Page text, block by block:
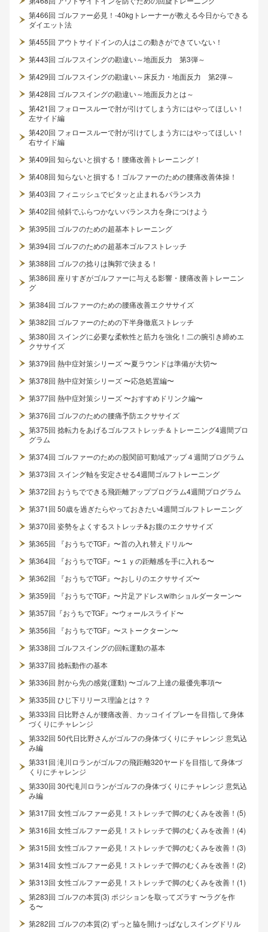
第466回 ゴルファー必見！-40kgトレーナーが教える今日からできる
ダイエット法
第455回 アウトサイドインの人はこの動きができていない！
第443回 ゴルフスイングの勘違い～地面反力 第3弾～
第429回 ゴルフスイングの勘違い～床反力・地面反力 第2弾～
第428回 ゴルフスイングの勘違い～地面反力とは～
第421回 フォロースルーで肘が引けてしまう方にはやってほしい！
左サイド編
第420回 フォロースルーで肘が引けてしまう方にはやってほしい！
右サイド編
第409回 知らないと損する！腰痛改善トレーニング！
第408回 知らないと損する！ゴルファーのための腰痛改善体操！
第403回 フィニッシュでピタッと止まれるバランス力
第402回 傾斜でふらつかないバランス力を身につけよう
第395回 ゴルフのための超基本トレーニング
第394回 ゴルフのための超基本ゴルフストレッチ
第388回 ゴルフの捻りは胸郭で決まる！
第386回 座りすぎがゴルファーに与える影響・腰痛改善トレーニン
グ
第384回 ゴルファーのための腰痛改善エクササイズ
第382回 ゴルファーのための下半身徹底ストレッチ
第380回 スイングに必要な柔軟性と筋力を強化！二の腕引き締めエ
クササイズ
第379回 熱中症対策シリーズ 〜夏ラウンドは準備が大切〜
第378回 熱中症対策シリーズ 〜応急処置編〜
第377回 熱中症対策シリーズ 〜おすすめドリンク編〜
第376回 ゴルフのための腰痛予防エクササイズ
第375回 捻転力をあげるゴルフストレッチ＆トレーニング4週間プロ
グラム
第374回 ゴルファーのための股関節可動域アップ４週間プログラム
第373回 スイング軸を安定させる4週間ゴルフトレーニング
第372回 おうちでできる飛距離アッププログラム4週間プログラム
第371回 50歳を過ぎたらやっておきたい4週間ゴルフトレーニング
第370回 姿勢をよくするストレッチ&お腹のエクササイズ
第365回 『おうちでTGF』〜首の入れ替えドリル〜
第364回 『おうちでTGF』〜１ｙの距離感を手に入れる〜
第362回 『おうちでTGF』〜おしりのエクササイズ〜
第359回 『おうちでTGF』〜片足アドレスwithショルダーターン〜
第357回『おうちでTGF』〜ウォールスライド〜
第356回 『おうちでTGF』〜ストークターン〜
第338回 ゴルフスイングの回転運動の基本
第337回 捻転動作の基本
第336回 肘から先の感覚(運動) 〜ゴルフ上達の最優先事項〜
第335回 ひじ下リリース理論とは？？
第333回 日比野さんが腰痛改善、カッコイイプレーを目指して身体
づくりにチャレンジ
第332回 50代日比野さんがゴルフの身体づくりにチャレンジ 意気込
み編
第331回 滝川ロランがゴルフの飛距離320ヤードを目指して身体づ
くりにチャレンジ
第330回 30代滝川ロランがゴルフの身体づくりにチャレンジ 意気込
み編
第317回 女性ゴルファー必見！ストレッチで脚のむくみを改善！(5)
第316回 女性ゴルファー必見！ストレッチで脚のむくみを改善！(4)
第315回 女性ゴルファー必見！ストレッチで脚のむくみを改善！(3)
第314回 女性ゴルファー必見！ストレッチで脚のむくみを改善！(2)
第313回 女性ゴルファー必見！ストレッチで脚のむくみを改善！(1)
第283回 ゴルフの本質(3) ポジションを取ってズラす 〜ラグを作
る〜
第282回 ゴルフの本質(2) ずっと脇を開けっぱなしスイングドリル